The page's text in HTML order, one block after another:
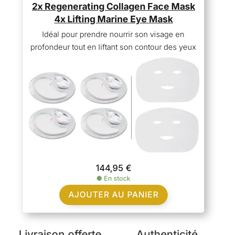
2x Regenerating Collagen Face Mask
4x Lifting Marine Eye Mask
Idéal pour prendre nourrir son visage en
profondeur tout en liftant son contour des yeux
144,95 €
● En stock
AJOUTER AU PANIER